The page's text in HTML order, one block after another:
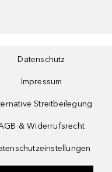
Datenschutz
Impressum
Streitbeilegung
& Widerrufsrecht